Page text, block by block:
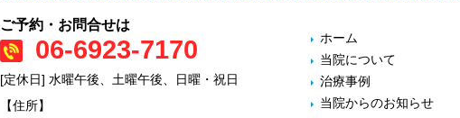
ご予約・お問合せは
06-6923-7170
[定休日] 水曜午後、土曜午後、日曜・祝日
【住所】
ホーム
当院について
治療事例
当院からのお知らせ